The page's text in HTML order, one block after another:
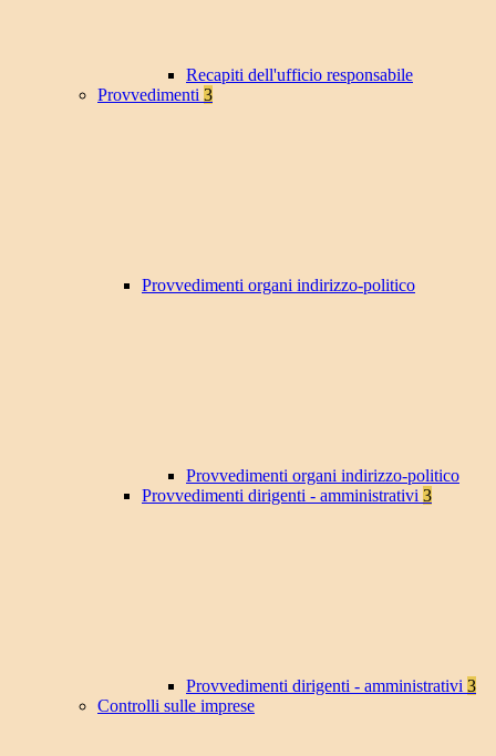
Recapiti dell'ufficio responsabile
Provvedimenti 3
Provvedimenti organi indirizzo-politico
Provvedimenti organi indirizzo-politico
Provvedimenti dirigenti - amministrativi 3
Provvedimenti dirigenti - amministrativi 3
Controlli sulle imprese